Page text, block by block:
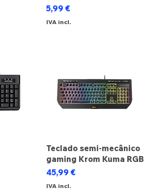
Preço
5,99 €
IVA incl.
Teclado semi-mecânico
gaming Krom Kuma RGB
Preço
45,99 €
IVA incl.